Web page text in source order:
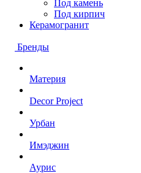
Под камень
Под кирпич
Керамогранит
Бренды
Материя
Decor Project
Урбан
Имэджин
Аурис